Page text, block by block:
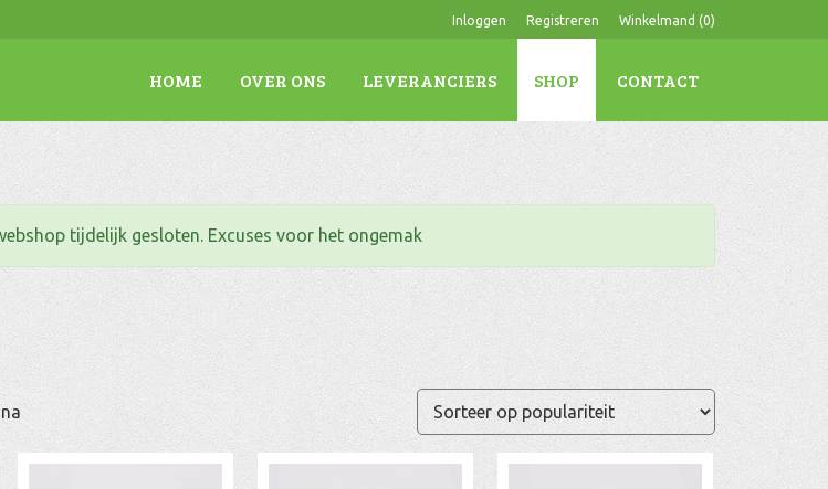
Inloggen Registreren Winkelmand (0)
HOME OVER ONS LEVERANCIERS SHOP CONTACT
tijdelijk gesloten. Excuses voor het ongemak